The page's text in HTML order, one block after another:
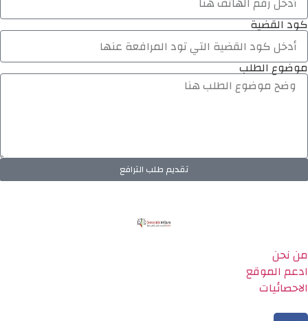
كود القضية
موضوع الطلب
تقديم طلب الترافع
من نحن
ادعم الموقع
الاحصائيات